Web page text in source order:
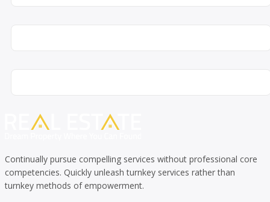
Continually pursue compelling services without professional core
competencies. Quickly unleash turnkey services rather than
turnkey methods of empowerment.